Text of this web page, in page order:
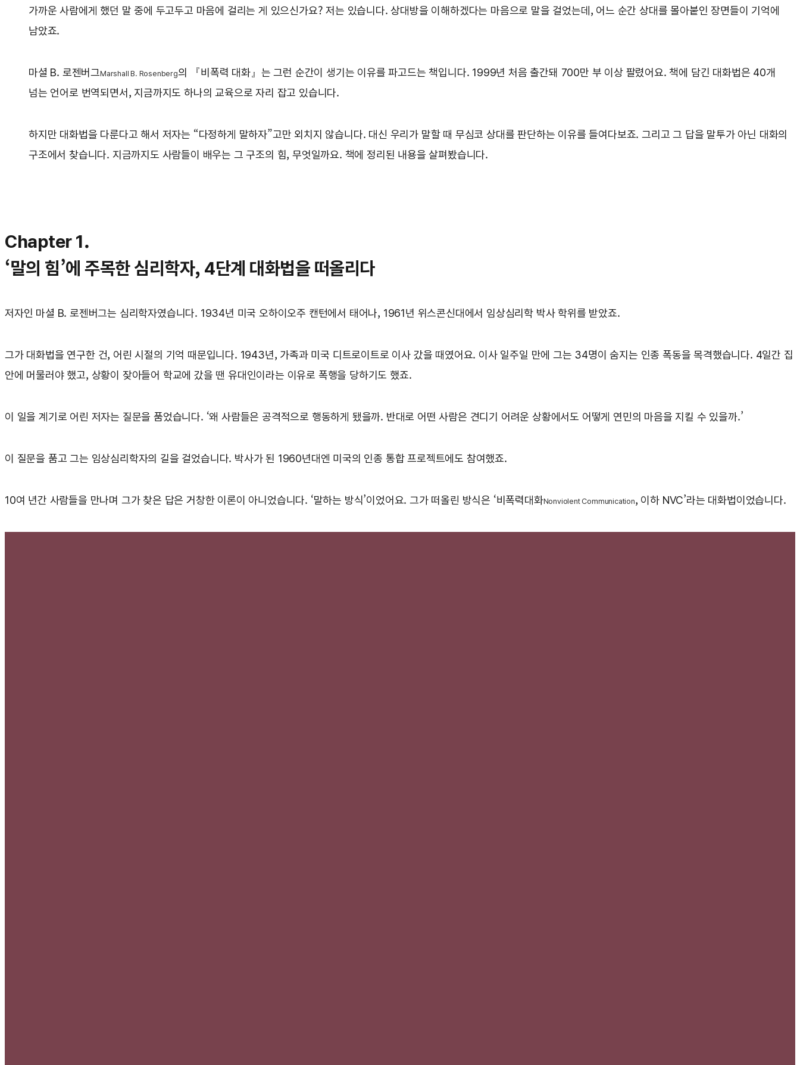
가까운 사람에게 했던 말 중에 두고두고 마음에 걸리는 게 있으신가요? 저는 있습니다. 상대방을 이해하겠다는 마음으로 말을 걸었는데, 어느 순간 상대를 몰아붙인 장면들이 기억에
남았죠.
마셜 B. 로젠버그Marshall B. Rosenberg의 『비폭력 대화』는 그런 순간이 생기는 이유를 파고드는 책입니다. 1999년 처음 출간돼 700만 부 이상 팔렸어요. 책에 담긴 대화법은 40개
넘는 언어로 번역되면서, 지금까지도 하나의 교육으로 자리 잡고 있습니다.
하지만 대화법을 다룬다고 해서 저자는 “다정하게 말하자”고만 외치지 않습니다. 대신 우리가 말할 때 무심코 상대를 판단하는 이유를 들여다보죠. 그리고 그 답을 말투가 아닌 대화의
구조에서 찾습니다. 지금까지도 사람들이 배우는 그 구조의 힘, 무엇일까요. 책에 정리된 내용을 살펴봤습니다.
Chapter 1.
‘말의 힘’에 주목한 심리학자, 4단계 대화법을 떠올리다
저자인 마셜 B. 로젠버그는 심리학자였습니다. 1934년 미국 오하이오주 캔턴에서 태어나, 1961년 위스콘신대에서 임상심리학 박사 학위를 받았죠.
그가 대화법을 연구한 건, 어린 시절의 기억 때문입니다. 1943년, 가족과 미국 디트로이트로 이사 갔을 때였어요. 이사 일주일 만에 그는 34명이 숨지는 인종 폭동을 목격했습니다. 4일간 집
안에 머물러야 했고, 상황이 잦아들어 학교에 갔을 땐 유대인이라는 이유로 폭행을 당하기도 했죠.
이 일을 계기로 어린 저자는 질문을 품었습니다. ‘왜 사람들은 공격적으로 행동하게 됐을까. 반대로 어떤 사람은 견디기 어려운 상황에서도 어떻게 연민의 마음을 지킬 수 있을까.’
이 질문을 품고 그는 임상심리학자의 길을 걸었습니다. 박사가 된 1960년대엔 미국의 인종 통합 프로젝트에도 참여했죠.
10여 년간 사람들을 만나며 그가 찾은 답은 거창한 이론이 아니었습니다. ‘말하는 방식’이었어요. 그가 떠올린 방식은 ‘비폭력대화Nonviolent Communication, 이하 NVC’라는 대화법이었습니다.